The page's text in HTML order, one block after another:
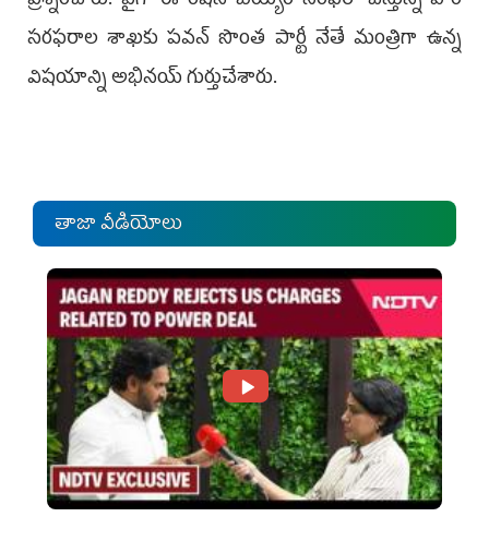
సరఫరాల శాఖకు పవన్‌ సొంత పార్టీ నేతే మంత్రిగా ఉన్న
విషయాన్ని అభినయ్‌ గుర్తుచేశారు.
తాజా వీడియోలు